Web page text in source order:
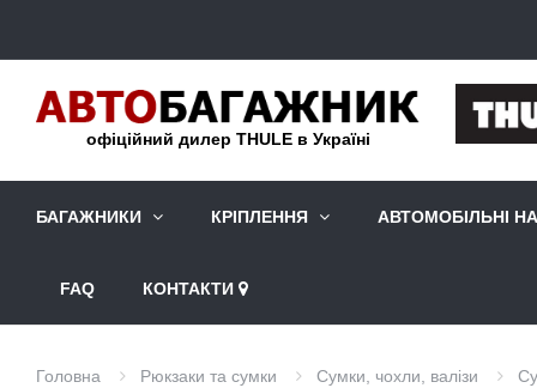
офіційний дилер THULE в Україні
БАГАЖНИКИ КРІПЛЕННЯ АВТОМОБІЛЬНІ
FAQ КОНТАКТИ
Головна Рюкзаки та сумки Сумки, чохли, валізи